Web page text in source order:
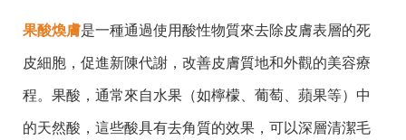
果酸煥膚是一種通過使用酸性物質來去除皮膚表層的死
皮細胞，促進新陳代謝，改善皮膚質地和外觀的美容療
程。果酸，通常來自水果（如檸檬、葡萄、蘋果等）中
的天然酸，這些酸具有去角質的效果，可以深層清潔毛